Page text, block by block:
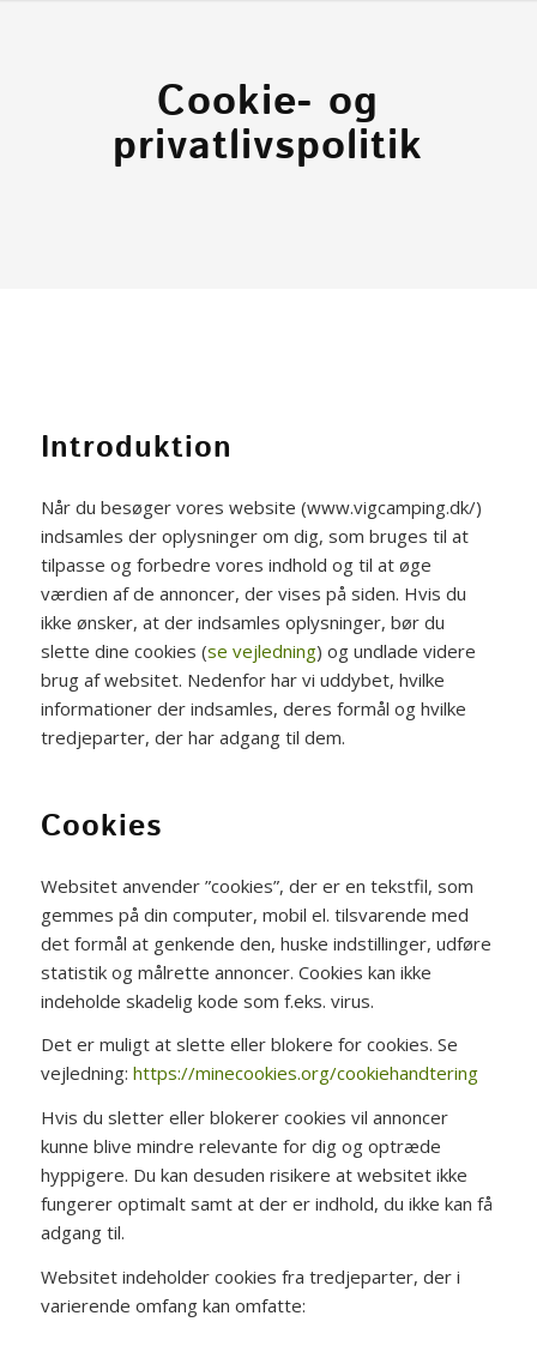
Cookie- og
privatlivspolitik
Introduktion
Når du besøger vores website (www.vigcamping.dk/)
indsamles der oplysninger om dig, som bruges til at
tilpasse og forbedre vores indhold og til at øge
værdien af de annoncer, der vises på siden. Hvis du
ikke ønsker, at der indsamles oplysninger, bør du
slette dine cookies (se vejledning) og undlade videre
brug af websitet. Nedenfor har vi uddybet, hvilke
informationer der indsamles, deres formål og hvilke
tredjeparter, der har adgang til dem.
Cookies
Websitet anvender ”cookies”, der er en tekstfil, som
gemmes på din computer, mobil el. tilsvarende med
det formål at genkende den, huske indstillinger, udføre
statistik og målrette annoncer. Cookies kan ikke
indeholde skadelig kode som f.eks. virus.
Det er muligt at slette eller blokere for cookies. Se
vejledning: https://minecookies.org/cookiehandtering
Hvis du sletter eller blokerer cookies vil annoncer
kunne blive mindre relevante for dig og optræde
hyppigere. Du kan desuden risikere at websitet ikke
fungerer optimalt samt at der er indhold, du ikke kan få
adgang til.
Websitet indeholder cookies fra tredjeparter, der i
varierende omfang kan omfatte: